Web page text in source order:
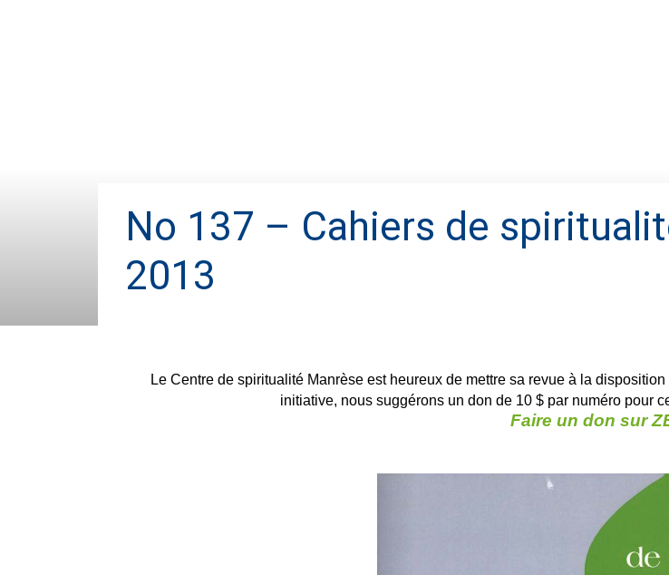
No 137 – Cahiers de
2013
Le Centre de spiritualité Manrèse est heureux de mettre sa revue à la
initiative, nous suggérons un don de 10 $ par numéro pour
Faire un don sur